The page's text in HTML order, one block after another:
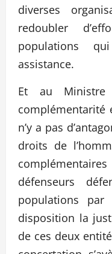
diverses
redoubler
populations
assistance.
Et au Ministre
complémentarité
n’y a pas
droits de
défenseurs
populations
disposition la
de ces deux